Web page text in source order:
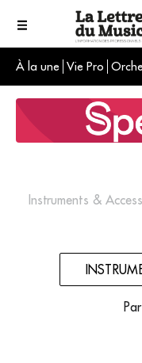
À la une Vie Pro
Instruments &
Par